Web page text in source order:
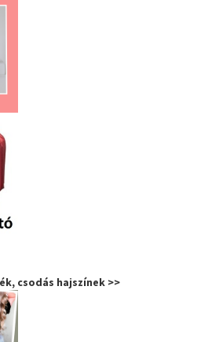
csodás hajszínek >>